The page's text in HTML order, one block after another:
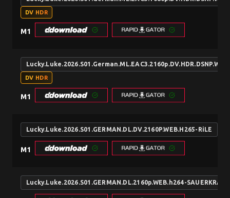
DV HDR
M1
DV HDR
M1
Lucky.Luke.2026.S01.GERMAN.DL.DV.2160P.WEB.H265-RiLE
M1
Lucky.Luke.2026.S01.GERMAN.DL.2160p.WEB.h264-